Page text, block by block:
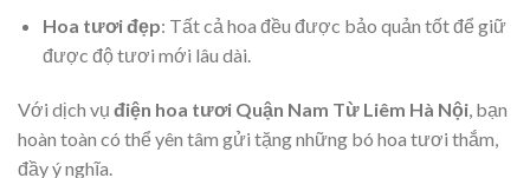
Hoa tươi đẹp: Tất cả hoa đều được bảo quản tốt để giữ
được độ tươi mới lâu dài.
Với dịch vụ điện hoa tươi Quận Nam Từ Liêm Hà Nội , bạn
hoàn toàn có thể yên tâm gửi tặng những bó hoa tươi thắm,
đầy ý nghĩa.